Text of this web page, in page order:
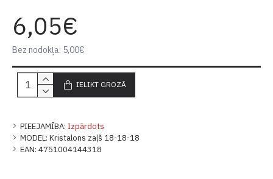
PIEEJAMĪBA: Izpārdots
MODEL: Kristalons zaļš 18-18-18
EAN: 4751004144318
6,05€
Bez nodokļa: 5,00€
IELIKT GROZĀ